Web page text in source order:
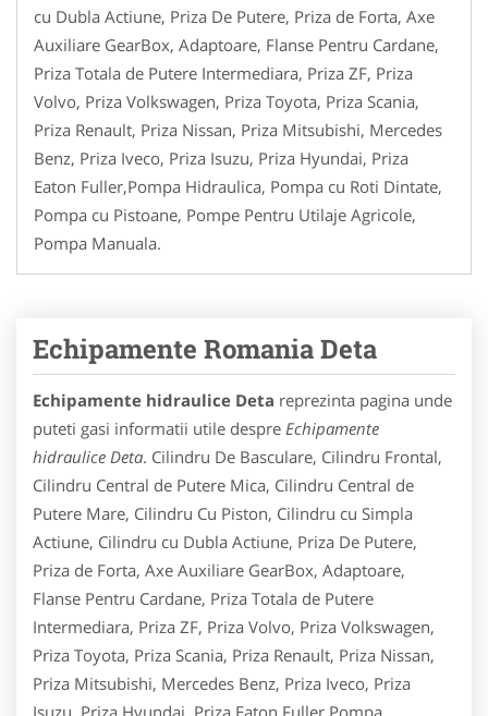
cu Dubla Actiune, Priza De Putere, Priza de Forta, Axe
Auxiliare GearBox, Adaptoare, Flanse Pentru Cardane,
Priza Totala de Putere Intermediara, Priza ZF, Priza
Volvo, Priza Volkswagen, Priza Toyota, Priza Scania,
Priza Renault, Priza Nissan, Priza Mitsubishi, Mercedes
Benz, Priza Iveco, Priza Isuzu, Priza Hyundai, Priza
Eaton Fuller,Pompa Hidraulica, Pompa cu Roti Dintate,
Pompa cu Pistoane, Pompe Pentru Utilaje Agricole,
Pompa Manuala.
Echipamente Romania Deta
Echipamente hidraulice Deta reprezinta pagina unde
puteti gasi informatii utile despre Echipamente
hidraulice Deta. Cilindru De Basculare, Cilindru Frontal,
Cilindru Central de Putere Mica, Cilindru Central de
Putere Mare, Cilindru Cu Piston, Cilindru cu Simpla
Actiune, Cilindru cu Dubla Actiune, Priza De Putere,
Priza de Forta, Axe Auxiliare GearBox, Adaptoare,
Flanse Pentru Cardane, Priza Totala de Putere
Intermediara, Priza ZF, Priza Volvo, Priza Volkswagen,
Priza Toyota, Priza Scania, Priza Renault, Priza Nissan,
Priza Mitsubishi, Mercedes Benz, Priza Iveco, Priza
Isuzu, Priza Hyundai, Priza Eaton Fuller,Pompa